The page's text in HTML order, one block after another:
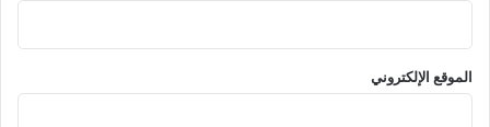
الموقع الإلكتروني